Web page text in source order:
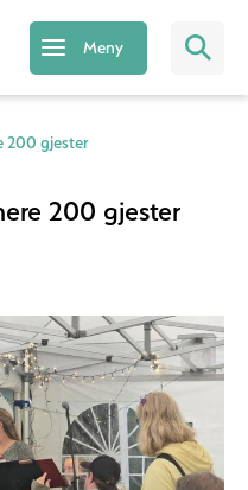
Meny
200 gjester
200 gjester